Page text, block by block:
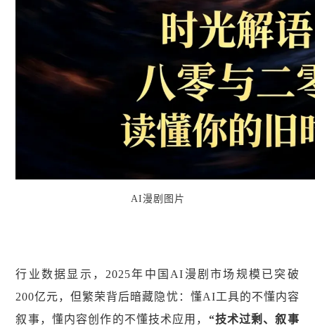
AI漫剧图片
行业数据显示，2025年中国AI漫剧市场规模已突破
200亿元，但繁荣背后暗藏隐忧：懂AI工具的不懂内容
叙事，懂内容创作的不懂技术应用， “技术过剩、叙事